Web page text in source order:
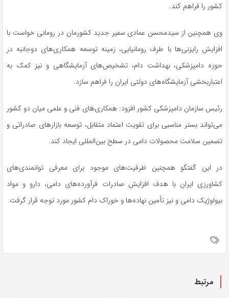
کشور را فراهم کند.
وی همچنین از سیدمحسن عمادی سفیر جدید کشورمان در رومانی خواست با
افزایش رایزنی‌ها با طرف رومانیایی، زمینه توسعه همکاری‌های دوجانبه در
حوزه دامپزشکی، بهداشت دام، تشخیص‌های آزمایشگاهی و نیز کمک به
اعتباربخشی آزمایشگاه‌های دولتی ایران را فراهم سازد.
رئیس سازمان دامپزشکی کشور افزود: همکاری‌های فنی و علمی میان دو کشور
می‌تواند بستر مناسبی برای تقویت اعتماد متقابل، توسعه بازارهای صادراتی و
تضمین سلامت محصولات دامی در سطح بین‌المللی ایجاد کند.
در این گفتگو همچنین ظرفیت‌های موجود برای معرفی توانمندی‌های
کشاورزی ایران با هدف افزایش صادرات فرآورده‌های دامی، دارو و مواد
بیولوژیک دامی و نیز تأمین نهاده‌ها و خوراک دام کشور مورد توجه قرار گرفت.
مرتبط